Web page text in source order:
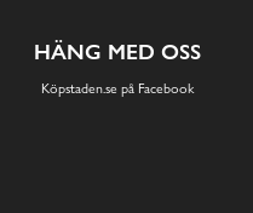
HÄNG MED OSS
Köpstaden.se på Facebook